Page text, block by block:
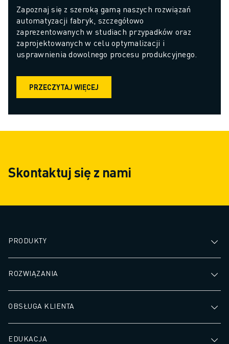
Zapoznaj się z szeroką gamą naszych rozwiązań
automatyzacji fabryk, szczegółowo
zaprezentowanych w studiach przypadków oraz
zaprojektowanych w celu optymalizacji i
usprawnienia dowolnego procesu produkcyjnego.
PRZECZYTAJ WIĘCEJ
Skontaktuj się z nami
PRODUKTY
ROZWIĄZANIA
OBSŁUGA KLIENTA
EDUKACJA